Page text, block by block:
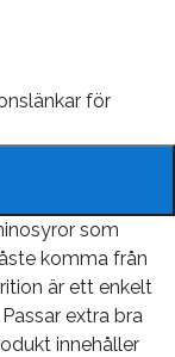
för
som
komma från
är ett enkelt
extra bra
innehåller